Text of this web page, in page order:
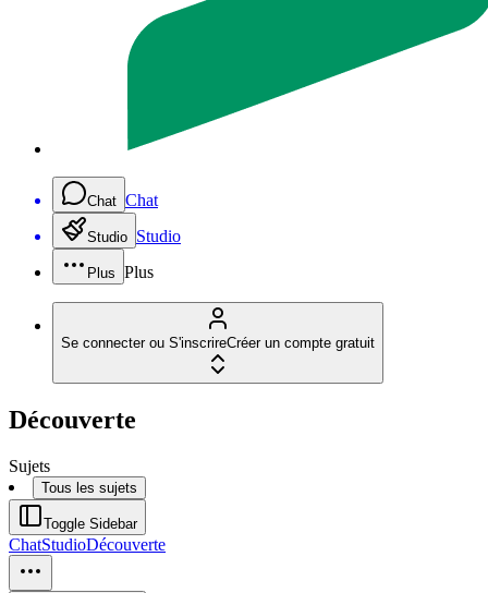
Chat Chat
Studio Studio
Plus Plus
Se connecter ou S'inscrireCréer un compte gratuit
Découverte
Sujets
Tous les sujets
Toggle Sidebar
ChatStudioDécouverte